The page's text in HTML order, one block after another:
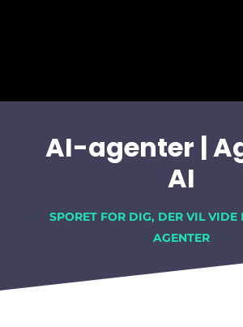
AI-agenter |
AI
SPORET FOR DIG, DER VIL VIDE
AGENTER